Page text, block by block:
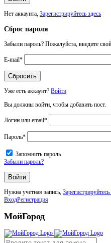
Нет аккаунта, Зарегистрируйтесь здесь
Сброс пароля
Забыли пароль? Пожалуйста, введите
E-mail*
Уже есть аккаунт? Войти
Вы должны войти, чтобы добавить пост.
Логин или email*
Пароль*
Запомнить пароль
Забыли пароль?
Нужна учетная запись, Зарегистрируйтесь
ВходРегистрация
МойГород